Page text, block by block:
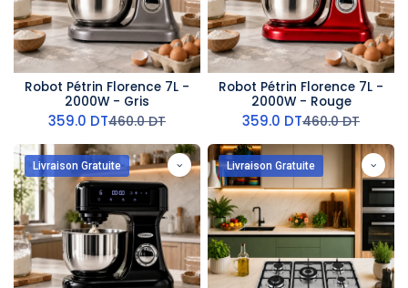
Robot Pétrin Florence 7L -
2000W - Gris
359.0 DT460.0DT
Robot Pétrin Florence 7L -
2000W - Rouge
359.0 DT460.0DT
Livraison Gratuite Livraison Gratuite